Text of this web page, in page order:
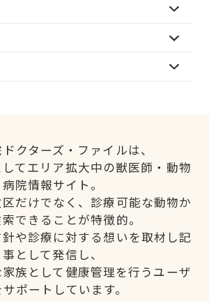
クターズ・ファイルは、
てエリア拡大中の獣医師・動物
病院情報サイト。
だけでなく、診療可能な動物か
できることが特徴的。
や診療に対する想いを取材し記
事として発信し、
族として健康管理を行うユーザ
ポートしています。